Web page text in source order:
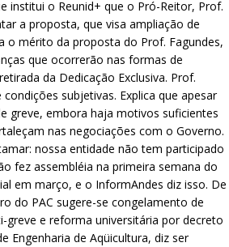
institui o Reunid+ que o Pró-Reitor, Prof.
a proposta, que visa ampliação de
o mérito da proposta do Prof. Fagundes,
que ocorrerão nas formas de
da Dedicação Exclusiva. Prof.
subjetivas. Explica que apesar
greve, embora haja motivos suficientes
nas negociações com o Governo.
nossa entidade não tem participado
fez assembléia na primeira semana do
em março, e o InformAndes diz isso. De
do PAC sugere-se congelamento de
greve e reforma universitária por decreto
Engenharia de Aqüicultura, diz ser